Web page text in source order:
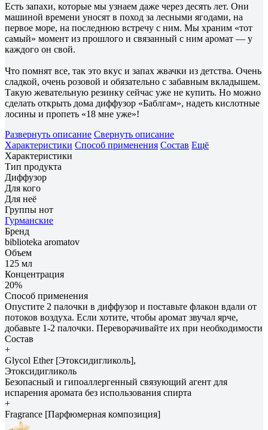
Есть запахи, которые мы узнаем даже через десять лет. Они
машиной времени уносят в поход за лесными ягодами, на
первое море, на последнюю встречу с ним. Мы храним «тот
самый» момент из прошлого и связанный с ним аромат — у
каждого он свой.
Что помнят все, так это вкус и запах жвачки из детства. Очень
сладкой, очень розовой и обязательно с забавным вкладышем.
Такую жевательную резинку сейчас уже не купить. Но можно
сделать открыть дома диффузор «Баблгам», надеть кислотные
лосины и пропеть «18 мне уже»!
Развернуть описание Свернуть описание
Характеристики Способ применения Состав Ещё
Характеристики
Тип продукта
Диффузор
Для кого
Для неё
Группы нот
Гурманские
Бренд
biblioteka aromatov
Объем
125 мл
Концентрация
20%
Способ применения
Опустите 2 палочки в диффузор и поставьте флакон вдали от
потоков воздуха. Если хотите, чтобы аромат звучал ярче,
добавьте 1-2 палочки. Переворачивайте их при необходимости
Состав
+
Glycol Ether [Этоксидигликоль],
Этоксидигликоль
Безопасный и гипоаллергенный связующий агент для
испарения аромата без использования спирта
+
Fragrance [Парфюмерная композиция]